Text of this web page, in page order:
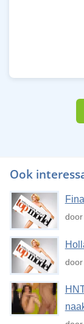
Ook
door
door